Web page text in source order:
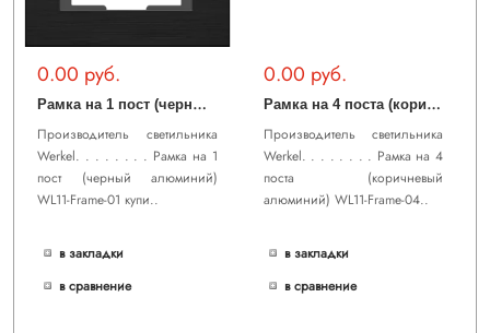
0.00 руб.
Р
амка на 1 пост (черный алюминий) WL11-Frame-01
Производитель светильника
Werkel. . . . . . . . Рамка на 1
пост (черный алюминий)
WL11-Frame-01 купи..
в закладки
в сравнение
0.00 руб.
Р
амка на 4 поста (коричневый алюминий) WL11-Frame-04
Производитель светильника
Werkel. . . . . . . . Рамка на 4
поста (коричневый
алюминий) WL11-Frame-04..
в закладки
в сравнение